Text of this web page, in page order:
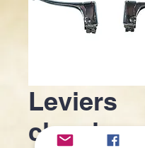
Leviers
classique